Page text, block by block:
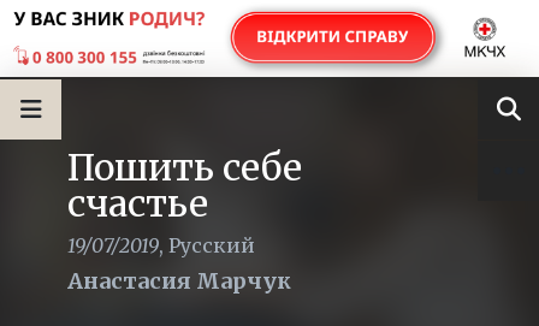
Пошить себе
счастье
19/07/2019, Русский
Анастасия Марчук